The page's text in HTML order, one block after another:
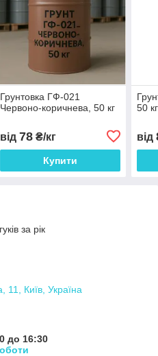
Грунтовка ГФ-021
Червоно-коричнева, 50 кг
від 78₴/кг
Купити
50 кг
від
за рік
11, Київ, Україна
до 16:30